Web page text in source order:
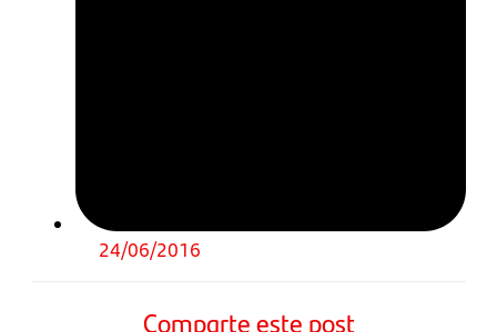
24/06/2016
Comparte este post